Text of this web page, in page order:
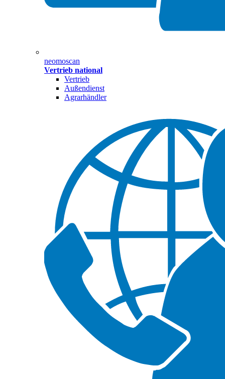
neomoscan
Vertrieb national
Vertrieb
Außendienst
Agrarhändler